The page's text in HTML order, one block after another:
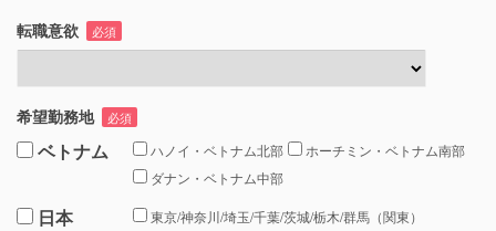
転職意欲 必須
希望勤務地 必須
ベトナム ハノイ・ベトナム北部
ホーチミン・ベトナム南部
ダナン・ベトナム中部
日本
東京/神奈川/埼玉/千葉/茨城/栃木/群馬（関東）